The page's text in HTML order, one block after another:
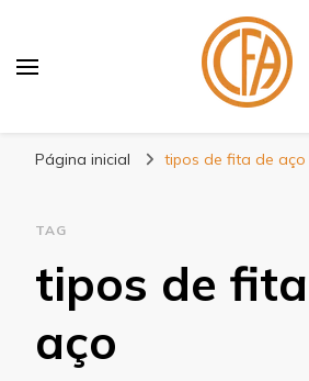
Página inicial tipos de fita de aço
TAG
tipos de
aço